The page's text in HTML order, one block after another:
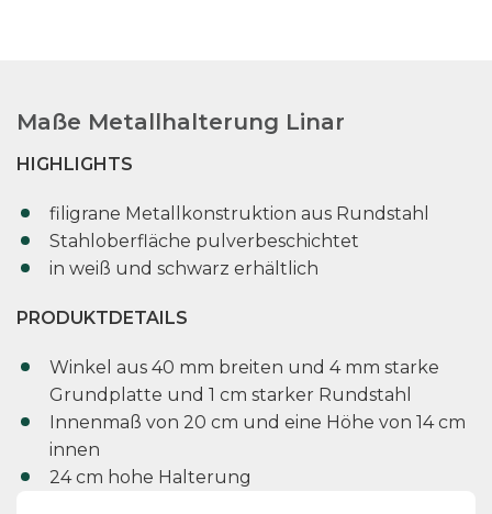
Maße Metallhalterung Linar
HIGHLIGHTS
filigrane Metallkonstruktion aus Rundstahl
Stahloberfläche pulverbeschichtet
in weiß und schwarz erhältlich
PRODUKTDETAILS
Winkel aus 40 mm breiten und 4 mm starke
Grundplatte und 1 cm starker Rundstahl
Innenmaß von 20 cm und eine Höhe von 14 cm
innen
24 cm hohe Halterung